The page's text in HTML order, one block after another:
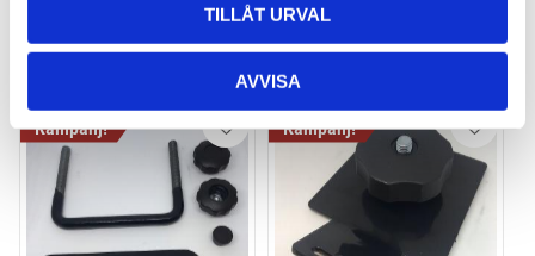
TILLÅT URVAL
AVVISA
Lägg till i favoriter Lägg